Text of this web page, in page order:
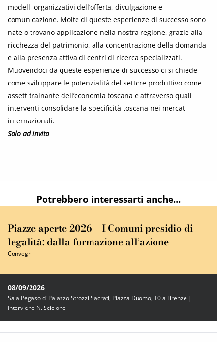
modelli organizzativi dell’offerta, divulgazione e
comunicazione. Molte di queste esperienze di successo sono
nate o trovano applicazione nella nostra regione, grazie alla
ricchezza del patrimonio, alla concentrazione della domanda
e alla presenza attiva di centri di ricerca specializzati.
Muovendoci da queste esperienze di successo ci si chiede
come sviluppare le potenzialità del settore produttivo come
assett trainante dell’economia toscana e attraverso quali
interventi consolidare la specificità toscana nei mercati
internazionali.
Solo ad invito
Potrebbero interessarti anche...
Piazze aperte 2026 – I Comuni presidio di
legalità: dalla formazione all’azione
Convegni
08/09/2026
Sala Pegaso di Palazzo Strozzi Sacrati, Piazza Duomo, 10 a Firenze |
Interviene N. Sciclone